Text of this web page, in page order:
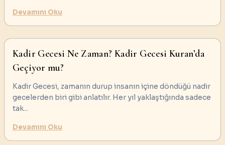
Devamını Oku
Kadir Gecesi Ne Zaman? Kadir Gecesi Kuran’da
Geçiyor mu?
Kadir Gecesi, zamanın durup insanın içine döndüğü nadir
gecelerden biri gibi anlatılır. Her yıl yaklaştığında sadece
tak...
Devamını Oku